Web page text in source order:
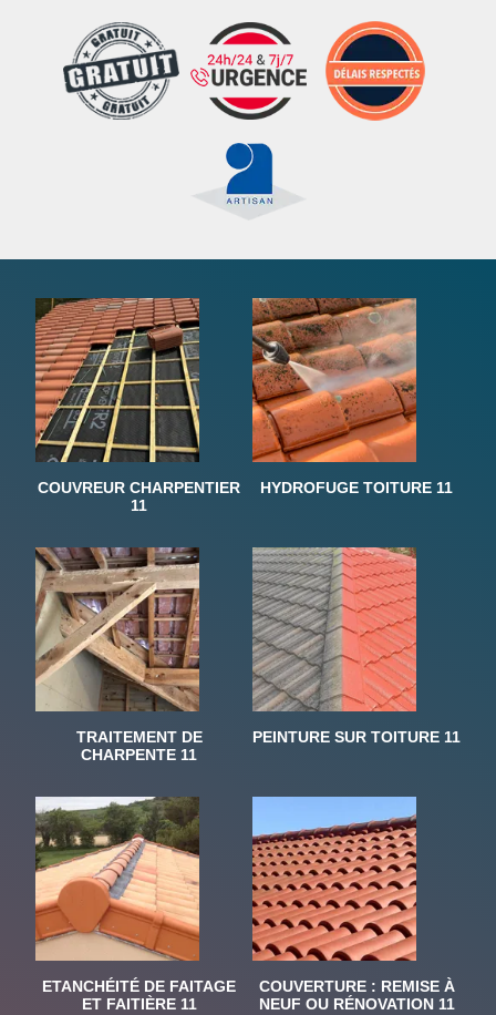
COUVREUR CHARPENTIER
11
HYDROFUGE TOITURE 11
TRAITEMENT DE
CHARPENTE 11
PEINTURE SUR TOITURE 11
ETANCHÉITÉ DE FAITAGE
ET FAITIÈRE 11
COUVERTURE : REMISE À
NEUF OU RÉNOVATION 11